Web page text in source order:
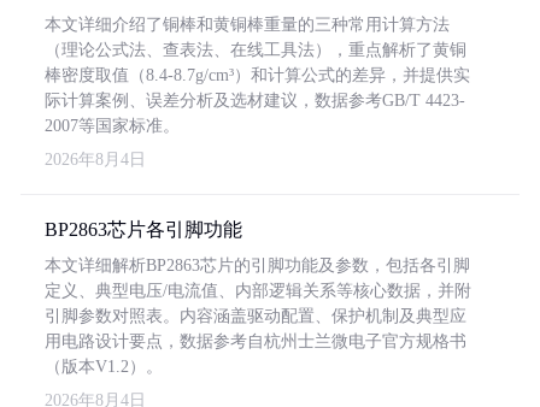
本文详细介绍了铜棒和黄铜棒重量的三种常用计算方法
（理论公式法、查表法、在线工具法），重点解析了黄铜
棒密度取值（8.4-8.7g/cm³）和计算公式的差异，并提供实
际计算案例、误差分析及选材建议，数据参考GB/T 4423-
2007等国家标准。
2026年8月4日
BP2863芯片各引脚功能
本文详细解析BP2863芯片的引脚功能及参数，包括各引脚
定义、典型电压/电流值、内部逻辑关系等核心数据，并附
引脚参数对照表。内容涵盖驱动配置、保护机制及典型应
用电路设计要点，数据参考自杭州士兰微电子官方规格书
（版本V1.2）。
2026年8月4日